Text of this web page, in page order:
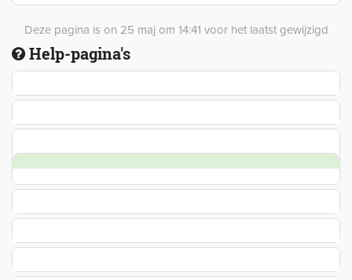
Deze pagina is on 25 maj om 14:41 voor het laatst gewijzigd
Help-pagina's